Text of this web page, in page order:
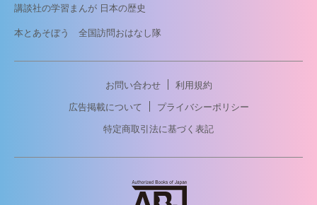
講談社の学習まんが 日本の歴史
本とあそぼう 全国訪問おはなし隊
お問い合わせ
利用規約
広告掲載について
プライバシーポリシー
特定商取引法に基づく表記